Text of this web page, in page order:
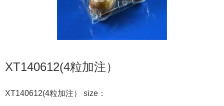
XT140612(4粒加注）
XT140612(4粒加注） size：